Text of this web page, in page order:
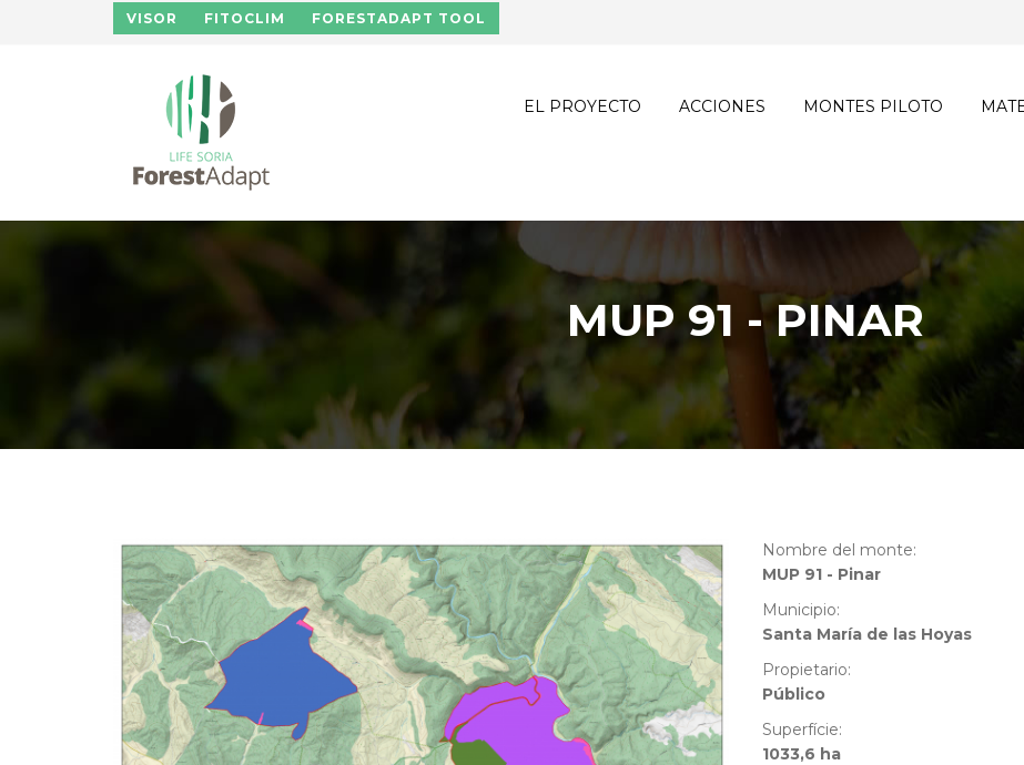
Pasar al contenido principal
VISOR FITOCLIM FORESTADAPT TOOL
EL PROYECTO ACCIONES MONTES PILOTO
MUP 91 - PINAR
Nombre del monte:
MUP 91 - Pinar
Municipio:
Santa María de las Hoyas
Propietario:
Público
Superfície:
1033,6 ha